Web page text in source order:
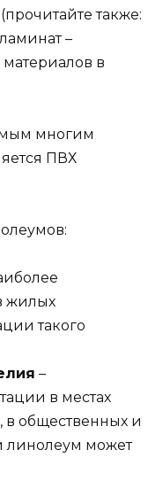
также:
–
в
многим
ПВХ
жилых
такого
–
в местах
общественных и
линолеум может